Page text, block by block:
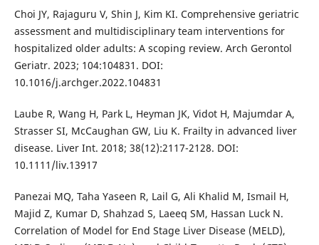
Choi JY, Rajaguru V, Shin J, Kim KI. Comprehensive geriatric
assessment and multidisciplinary team interventions for
hospitalized older adults: A scoping review. Arch Gerontol
Geriatr. 2023; 104:104831. DOI:
10.1016/j.archger.2022.104831
Laube R, Wang H, Park L, Heyman JK, Vidot H, Majumdar A,
Strasser SI, McCaughan GW, Liu K. Frailty in advanced liver
disease. Liver Int. 2018; 38(12):2117-2128. DOI:
10.1111/liv.13917
Panezai MQ, Taha Yaseen R, Lail G, Ali Khalid M, Ismail H,
Majid Z, Kumar D, Shahzad S, Laeeq SM, Hassan Luck N.
Correlation of Model for End Stage Liver Disease (MELD),